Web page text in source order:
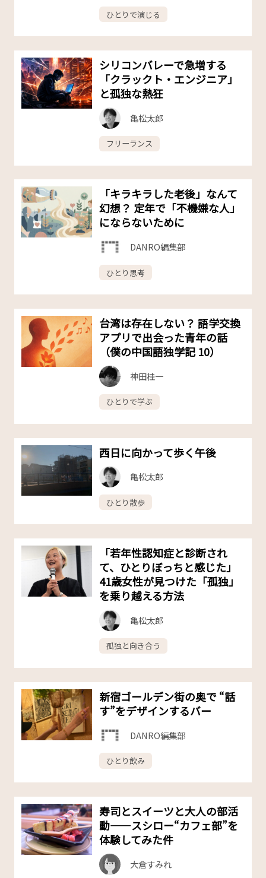
ひとりで演じる
シリコンバレーで急増する
「クラックト・エンジニア」
と孤独な熱狂
亀松太郎
フリーランス
「キラキラした老後」なんて
幻想？ 定年で「不機嫌な人」
にならないために
DANRO編集部
ひとり思考
台湾は存在しない？ 語学交換
アプリで出会った青年の話
（僕の中国語独学記 10）
神田桂一
ひとりで学ぶ
西日に向かって歩く午後
亀松太郎
ひとり散歩
「若年性認知症と診断され
て、ひとりぼっちと感じた」
41歳女性が見つけた「孤独」
を乗り越える方法
亀松太郎
孤独と向き合う
新宿ゴールデン街の奥で “話
す”をデザインするバー
DANRO編集部
ひとり飲み
寿司とスイーツと大人の部活
動——スシロー“カフェ部”を
体験してみた件
大倉すみれ